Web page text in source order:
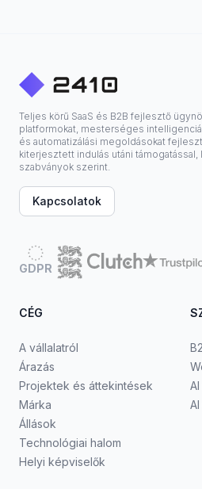
Teljes körű SaaS és B2B fejlesztő
platformokat, mesterséges
és automatizálási megoldásokat
kiterjesztett indulás utáni támogatással,
szabványok szerint.
Kapcsolatok
GDPR
CÉG
A vállalatról
Árazás
Projektek és áttekintések
Márka
Állások
Technológiai halom
Helyi képviselők